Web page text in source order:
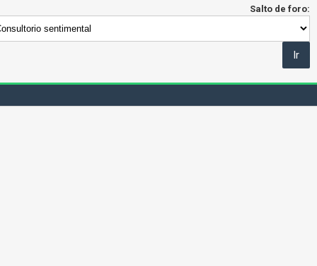
Salto de foro: